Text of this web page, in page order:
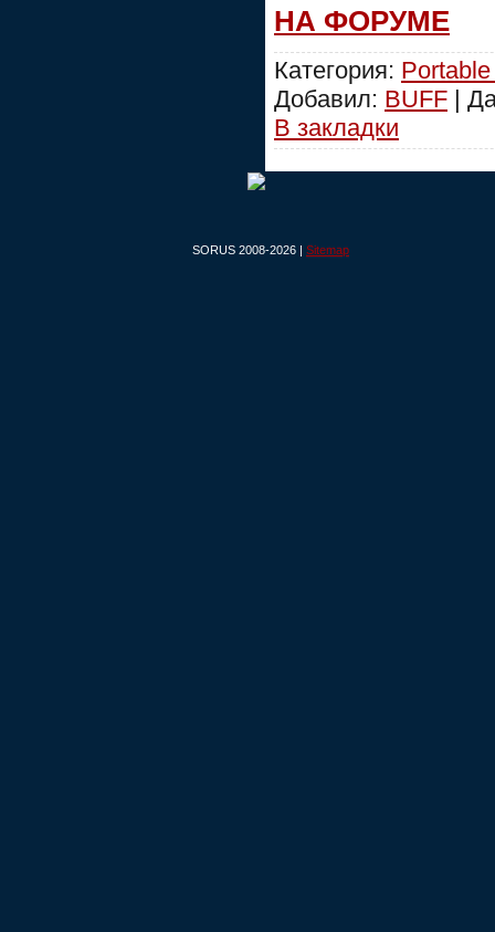
НА ФОРУМЕ
Категория:
Добавил: BUFF |
В закладки
SORUS 2008-2026 | Sitemap